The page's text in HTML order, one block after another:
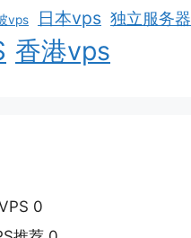
vps 日本vps 独立服务器
香港vps
0